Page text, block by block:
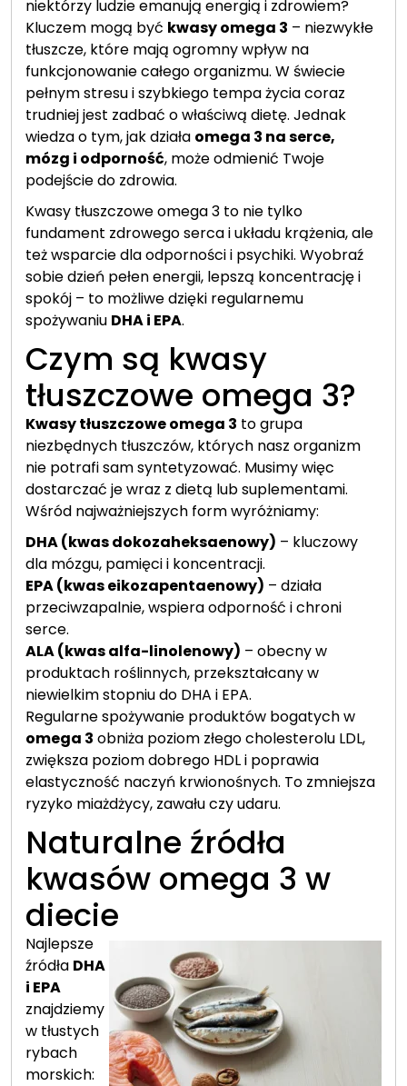
niektórzy ludzie emanują energią i zdrowiem?
Kluczem mogą być kwasy omega 3 – niezwykłe
tłuszcze, które mają ogromny wpływ na
funkcjonowanie całego organizmu. W świecie
pełnym stresu i szybkiego tempa życia coraz
trudniej jest zadbać o właściwą dietę. Jednak
wiedza o tym, jak działa omega 3 na serce,
mózg i odporność, może odmienić Twoje
podejście do zdrowia.
Kwasy tłuszczowe omega 3 to nie tylko
fundament zdrowego serca i układu krążenia, ale
też wsparcie dla odporności i psychiki. Wyobraź
sobie dzień pełen energii, lepszą koncentrację i
spokój – to możliwe dzięki regularnemu
spożywaniu DHA i EPA.
Czym są kwasy
tłuszczowe omega 3?
Kwasy tłuszczowe omega 3 to grupa
niezbędnych tłuszczów, których nasz organizm
nie potrafi sam syntetyzować. Musimy więc
dostarczać je wraz z dietą lub suplementami.
Wśród najważniejszych form wyróżniamy:
DHA (kwas dokozaheksaenowy) – kluczowy
dla mózgu, pamięci i koncentracji.
EPA (kwas eikozapentaenowy) – działa
przeciwzapalnie, wspiera odporność i chroni
serce.
ALA (kwas alfa-linolenowy) – obecny w
produktach roślinnych, przekształcany w
niewielkim stopniu do DHA i EPA.
Regularne spożywanie produktów bogatych w
omega 3 obniża poziom złego cholesterolu LDL,
zwiększa poziom dobrego HDL i poprawia
elastyczność naczyń krwionośnych. To zmniejsza
ryzyko miażdżycy, zawału czy udaru.
Naturalne źródła
kwasów omega 3 w
diecie
Najlepsze
źródła DHA
i EPA
znajdziemy
w tłustych
rybach
morskich: